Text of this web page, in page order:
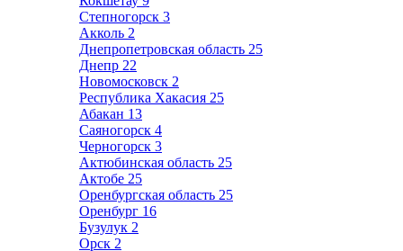
Степногорск 3
Акколь 2
Днепропетровская область 25
Днепр 22
Новомосковск 2
Республика Хакасия 25
Абакан 13
Саяногорск 4
Черногорск 3
Актюбинская область 25
Актобе 25
Оренбургская область 25
Оренбург 16
Бузулук 2
Орск 2